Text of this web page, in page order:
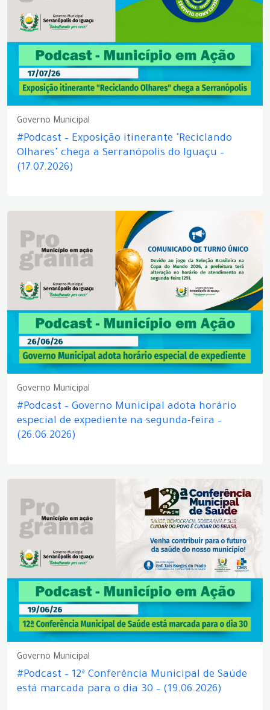
Governo Municipal
#Podcast – Exposição itinerante "Reciclando
Olhares" chega a Serranópolis do Iguaçu –
(17.07.2026)
Governo Municipal
#Podcast – Governo Municipal adota horário
especial de expediente na segunda-feira –
(26.06.2026)
Governo Municipal
#Podcast – 12ª Conferência Municipal de Saúde
está marcada para o dia 30 – (19.06.2026)